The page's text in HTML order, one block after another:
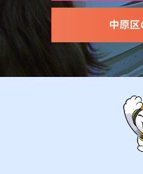
中原